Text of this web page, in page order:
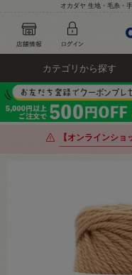
オカダヤ 生地・毛糸・
カテゴリから探す
【オンラインシ